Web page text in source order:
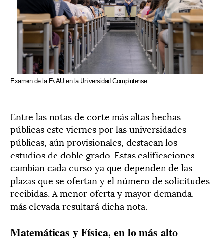
Examen de la EvAU en la Universidad Complutense.
Entre las notas de corte más altas hechas
públicas este viernes por las universidades
públicas, aún provisionales, destacan los
estudios de doble grado. Estas calificaciones
cambian cada curso ya que dependen de las
plazas que se ofertan y el número de solicitudes
recibidas. A menor oferta y mayor demanda,
más elevada resultará dicha nota.
Matemáticas y Física, en lo más alto